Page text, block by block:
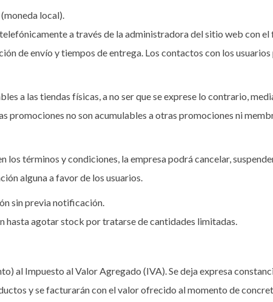
local).
a través de la administradora del sitio web con
de envío y tiempos de entrega. Los contactos con los
a las tiendas físicas, a no ser que se exprese lo contrario,
promociones no son acumulables a otras promociones ni
los términos y condiciones, la empresa podrá cancelar,
alguna a favor de los usuarios.
sin previa notificación.
hasta agotar stock por tratarse de cantidades limitadas.
al Impuesto al Valor Agregado (IVA). Se deja expresa
y se facturarán con el valor ofrecido al momento de